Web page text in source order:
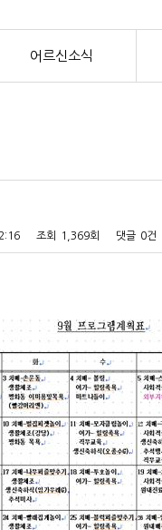
어르신소식
조회 1,369회 댓글 0건